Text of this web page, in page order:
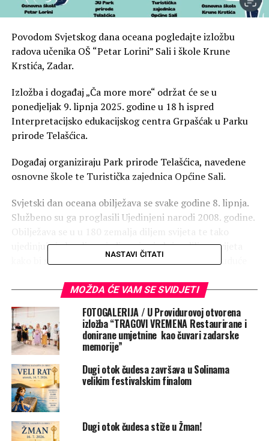
Povodom Svjetskog dana oceana pogledajte izložbu
radova učenika OŠ “Petar Lorini” Sali i škole Krune
Krstića, Zadar.
Izložba i događaj „Ča more more“ održat će se u
ponedjeljak 9. lipnja 2025. godine u 18 h ispred
Interpretacijsko edukacijskog centra Grpašćak u Parku
prirode Telašćica.
Događaj organiziraju Park prirode Telašćica, navedene
osnovne škole te Turistička zajednica Općine Sali.
Svjetski dan oceana obilježava se svake godine 8. lipnja.
Službeno su ga proglasili Ujedinjeni narodi 2008. godine.
Obilježava se u u 180 zemalja diljem svijeta te tako
ujedinjuje i okuplja pojedince i zajednice diljem svijeta
kako bi se zaštitio i obnovio naš plavi planet za buduće
Sustaining What Sustains Us“ („Čudo – održimo ono što
nas održava“).
Cilj izložbe podvodnih fotografija koje su uslikali učenici
je prikazati djelić tog čudesnog obilja raznolikosti kroz
ljepotu morskih organizama iz podmorja blizu naših
škola (OŠ Sali, PŠ Božava na Dugom otoku i OŠ Krune
Krstića u Zadru). Želimo prikazati organizme koje s
radošću promatramo kad zaronimo s našim maskama.
Ribama od plastičnih boce djeca žele skrenuti pažnju na
NASTAVI ČITATI
MOŽDA ĆE VAM SE SVIDJETI
FOTOGALERIJA / U Providurovoj otvorena
izložba “TRAGOVI VREMENA Restaurirane i
donirane umjetnine kao čuvari zadarske
memorije”
Dugi otok čudesa završava u Solinama
velikim festivalskim finalom
Dugi otok čudesa stiže u Žman!